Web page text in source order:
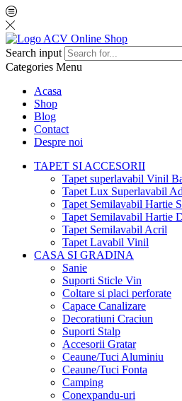
Search input
Categories Menu
Acasa
Shop
Blog
Contact
Despre noi
TAPET SI ACCESORII
Tapet superlavabil Vinil
Tapet Lux Superlavabil
Tapet Semilavabil Hartie
Tapet Semilavabil Hartie
Tapet Semilavabil Acril
Tapet Lavabil Vinil
CASA SI GRADINA
Sanie
Suporti Sticle Vin
Coltare si placi perforate
Capace Canalizare
Decoratiuni Craciun
Suporti Stalp
Accesorii Gratar
Ceaune/Tuci Aluminiu
Ceaune/Tuci Fonta
Camping
Conexpandu-uri